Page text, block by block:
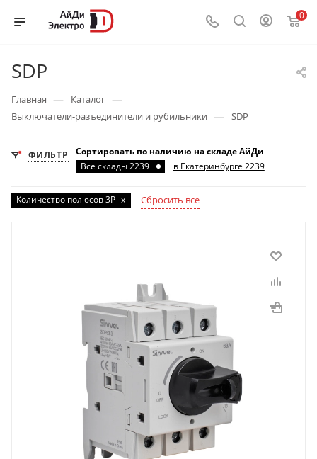
0
SDP
Главная — Каталог —
Выключатели-разъединители и рубильники — SDP
ФИЛЬТР
Сортировать по наличию на складе АйДи
Все склады 2239
в Екатеринбурге 2239
Количество полюсов 3P x Сбросить все